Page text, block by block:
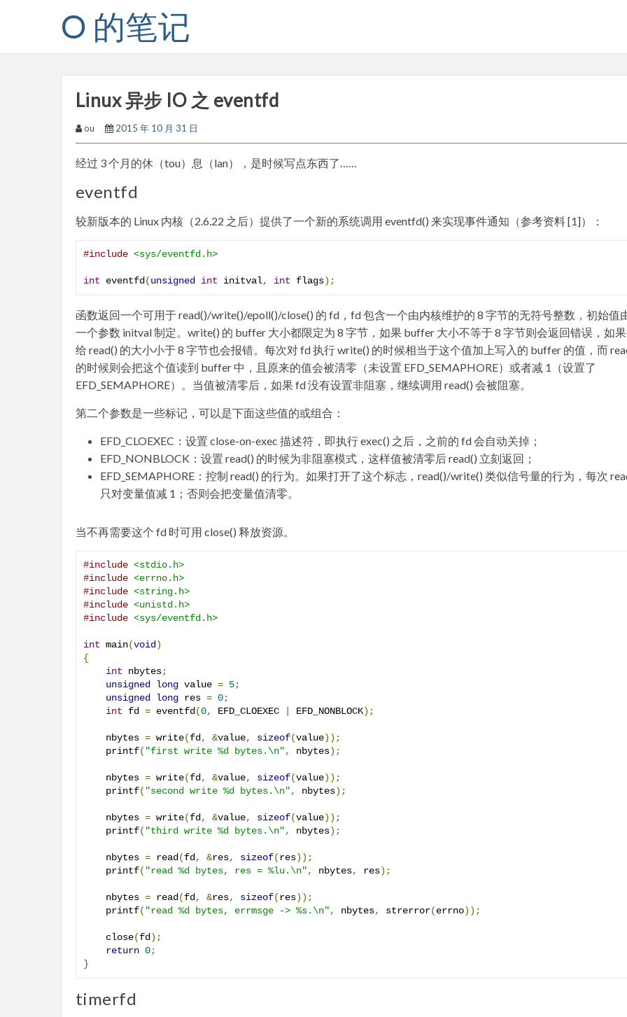
O 的笔记
Linux 异步 IO 之 eventfd
ou 2015 年 10 月 31 日
经过 3 个月的休（tou）息（lan），是时候写点东西了……
eventfd
较新版本的 Linux 内核（2.6.22 之后）提供了一个新的系统调用 eventfd() 来实现事件通知（参考资料 [1]）：
#include <sys/eventfd.h>
int eventfd (unsigned int initval, int flags);
函数返回一个可用于 read()/write()/epoll()/close() 的 fd，fd 包含一个由内核维护的 8 字节的无符号整数，初始值
一个参数 initval 制定。write() 的 buffer 大小都限定为 8 字节，如果 buffer 大小不等于 8 字节则会返回错误，如
给 read() 的大小小于 8 字节也会报错。每次对 fd 执行 write() 的时候相当于这个值加上写入的 buffer 的值，而
的时候则会把这个值读到 buffer 中，且原来的值会被清零（未设置 EFD_SEMAPHORE）或者减 1（设置了
EFD_SEMAPHORE）。当值被清零后，如果 fd 没有设置非阻塞，继续调用 read() 会被阻塞。
第二个参数是一些标记，可以是下面这些值的或组合：
EFD_CLOEXEC：设置 close-on-exec 描述符，即执行 exec() 之后，之前的 fd 会自动关掉；
EFD_NONBLOCK：设置 read() 的时候为非阻塞模式，这样值被清零后 read() 立刻返回；
EFD_SEMAPHORE：控制 read() 的行为。如果打开了这个标志，read()/write() 类似信号量的行为，每次
只对变量值减 1；否则会把变量值清零。
当不再需要这个 fd 时可用 close() 释放资源。
#include <stdio.h>
#include <errno.h>
#include <string.h>
#include <unistd.h>
#include <sys/eventfd.h>
int main(void )
{
int nbytes;
unsigned
long value = 5;
unsigned
long res = 0;
int fd = eventfd (0, EFD_CLOEXEC EFD_NONBLOCK);
    nbytes
= write(fd , &value, sizeof(value));
    printf
( "first write %d bytes.\n", nbytes);
    nbytes
= write(fd , &value, sizeof(value));
    printf
( "second write %d bytes.\n", nbytes);
    nbytes
= write(fd , &value, sizeof(value));
    printf
( "third write %d bytes.\n", nbytes);
    nbytes
= read (fd , &res, sizeof(res));
    printf
( "read %d bytes, res = %lu.\n", nbytes, res);
    nbytes
= read (fd , &res, sizeof(res));
    printf
( "read %d bytes, errmsge -> %s.\n", nbytes, strerror(errno));
    close
(fd );
return 0;
}
timerfd